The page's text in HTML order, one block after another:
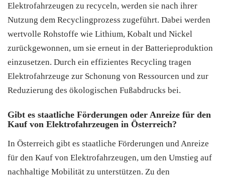
Elektrofahrzeugen zu recyceln, werden sie nach ihrer
Nutzung dem Recyclingprozess zugeführt. Dabei werden
wertvolle Rohstoffe wie Lithium, Kobalt und Nickel
zurückgewonnen, um sie erneut in der Batterieproduktion
einzusetzen. Durch ein effizientes Recycling tragen
Elektrofahrzeuge zur Schonung von Ressourcen und zur
Reduzierung des ökologischen Fußabdrucks bei.
Gibt es staatliche Förderungen oder Anreize für den
Kauf von Elektrofahrzeugen in Österreich?
In Österreich gibt es staatliche Förderungen und Anreize
für den Kauf von Elektrofahrzeugen, um den Umstieg auf
nachhaltige Mobilität zu unterstützen. Zu den